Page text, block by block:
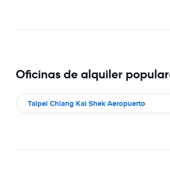
Oficinas de alquiler
Taipei Chiang Kai Shek Aeropuerto